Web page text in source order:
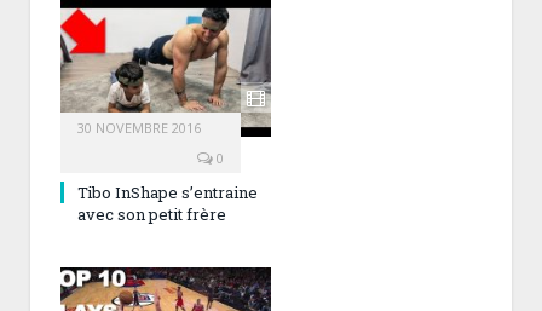
30 NOVEMBRE 2016
0
Tibo InShape s’entraine
avec son petit frère